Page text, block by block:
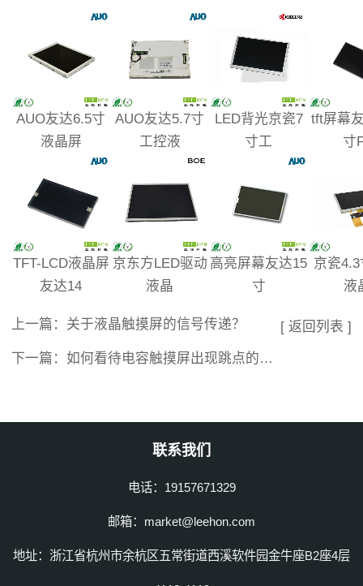
AUO友达6.5寸
液晶屏
AUO友达5.7寸
工控液
LED背光京瓷7
寸工
tft屏幕
寸
TFT-LCD液晶屏
友达14
京东方LED驱动
液晶
高亮屏幕友达15
寸
京瓷
液
上一篇： 关于液晶触摸屏的信号传递？
下一篇： 如何看待电容触摸屏出现跳点的情况？
[ 返回列表 ]
联系我们
电话：19157671329
邮箱：market@leehon.com
地址：浙江省杭州市余杭区五常街道西溪软件园金牛座B2座4层